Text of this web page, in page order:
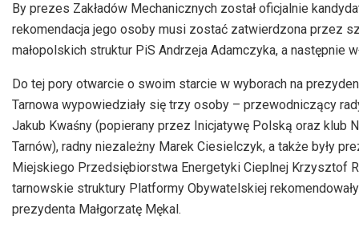
By prezes Zakładów Mechanicznych został oficjalnie
rekomendacja jego osoby musi zostać zatwierdzona przez
małopolskich struktur PiS Andrzeja Adamczyka, a następnie
Do tej pory otwarcie o swoim starcie w wyborach na
Tarnowa wypowiedziały się trzy osoby – przewodniczący
Jakub Kwaśny (popierany przez Inicjatywę Polską oraz klub
Tarnów), radny niezależny Marek Ciesielczyk, a także były
Miejskiego Przedsiębiorstwa Energetyki Cieplnej Krzysztof
tarnowskie struktury Platformy Obywatelskiej
prezydenta Małgorzatę Mękal.